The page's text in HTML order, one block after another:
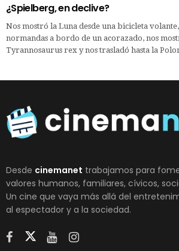
¿Spielberg, en declive?
Nos mostró la Luna desde una bicicleta volante,
normandas a bordo de un acorazado, nos
Tyrannosaurus rex y nos trasladó hasta la
Desde cinemanet trabajamos para
valores humanos, familiares, cívicos,
Un cine que vaya más allá del
al espectador y a la sociedad.